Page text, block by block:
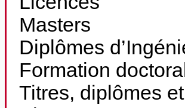
Masters
Diplômes
Formation
Titres, diplômes